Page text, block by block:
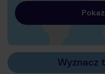
Wyznacz